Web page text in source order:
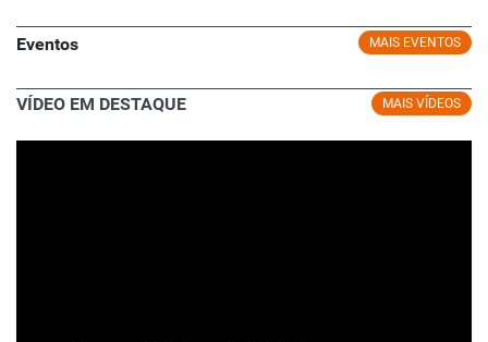
MAIS EVENTOS
Eventos
MAIS VÍDEOS
VÍDEO EM DESTAQUE